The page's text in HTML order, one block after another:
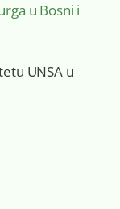
u Bosni i
UNSA u